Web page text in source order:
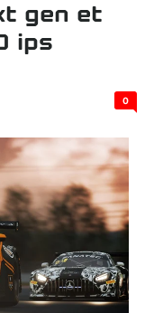
gen et
ips
0